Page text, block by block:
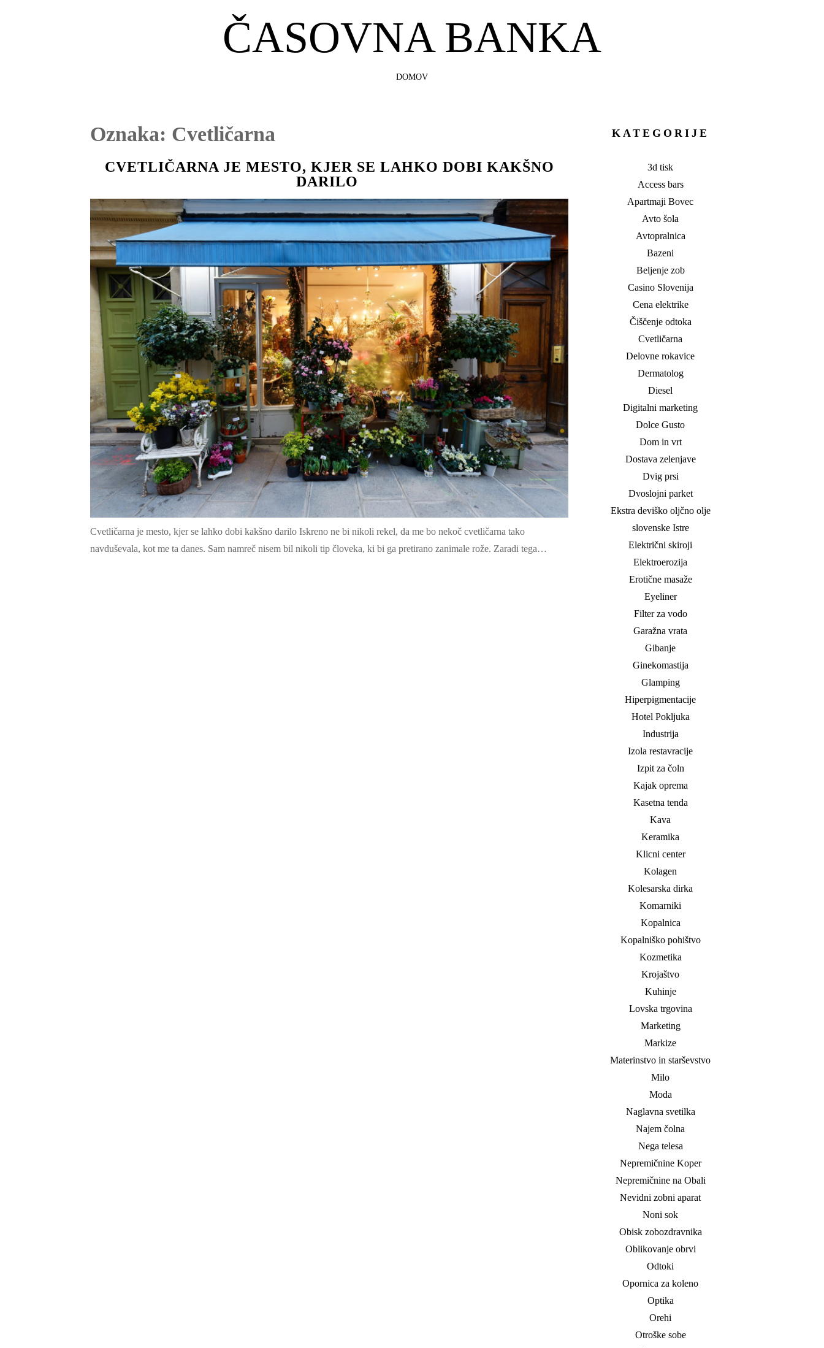
ČASOVNA BANKA
SKIP
DOMOV
Oznaka: Cvetličarna
CVETLIČARNA JE MESTO, KJER SE LAHKO DOBI KAKŠNO
DARILO
Cvetličarna je mesto, kjer se lahko dobi kakšno darilo Iskreno ne bi nikoli rekel, da me bo nekoč cvetličarna tako
navduševala, kot me ta danes. Sam namreč nisem bil nikoli tip človeka, ki bi ga pretirano zanimale rože. Zaradi tega…
KATEGORIJE
3d tisk
Access bars
Apartmaji Bovec
Avto šola
Avtopralnica
Bazeni
Beljenje zob
Casino Slovenija
Cena elektrike
Čiščenje odtoka
Cvetličarna
Delovne rokavice
Dermatolog
Diesel
Digitalni marketing
Dolce Gusto
Dom in vrt
Dostava zelenjave
Dvig prsi
Dvoslojni parket
Ekstra deviško oljčno olje
slovenske Istre
Električni skiroji
Elektroerozija
Erotične masaže
Eyeliner
Filter za vodo
Garažna vrata
Gibanje
Ginekomastija
Glamping
Hiperpigmentacije
Hotel Pokljuka
Industrija
Izola restavracije
Izpit za čoln
Kajak oprema
Kasetna tenda
Kava
Keramika
Klicni center
Kolagen
Kolesarska dirka
Komarniki
Kopalnica
Kopalniško pohištvo
Kozmetika
Krojaštvo
Kuhinje
Lovska trgovina
Marketing
Markize
Materinstvo in starševstvo
Milo
Moda
Naglavna svetilka
Najem čolna
Nega telesa
Nepremičnine Koper
Nepremičnine na Obali
Nevidni zobni aparat
Noni sok
Obisk zobozdravnika
Oblikovanje obrvi
Odtoki
Opornica za koleno
Optika
Orehi
Otroške sobe